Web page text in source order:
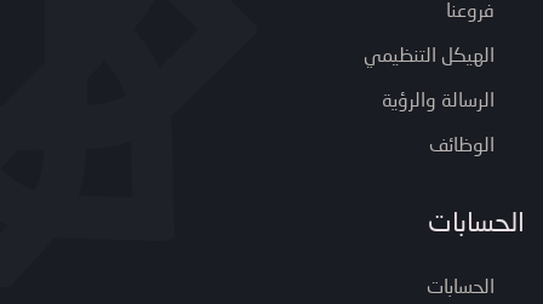
فروعنا
الهيكل التنظيمي
الرسالة والرؤية
الوظائف
الحسابات
الحسابات